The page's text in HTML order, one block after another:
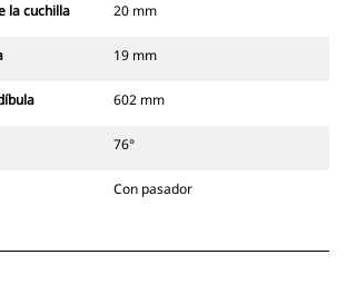
la cuchilla 20 mm
19 mm
602 mm
76°
Con pasador